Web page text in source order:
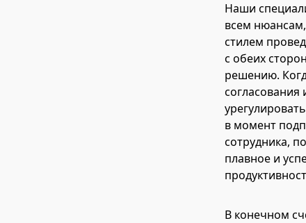
Наши
всем
стилем
с обеих
решению.
в момент
сотрудника,
плавное и
В конечном